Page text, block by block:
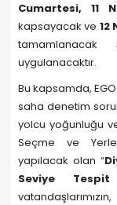
Cumartesi, 11
kapsayacak ve 12
tamamlanacak
uygulanacaktır.
Bu kapsamda,
saha denetim
yolcu yoğunluğu
Seçme ve
yapılacak olan “
Seviye Tespit